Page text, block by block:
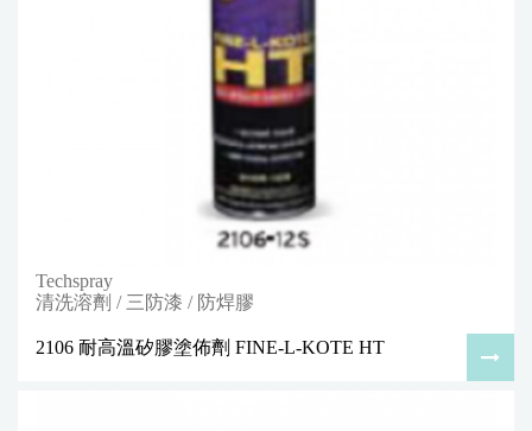
Techspray
清洗溶劑 / 三防漆 / 防焊膠
2106 耐高溫矽膠塗佈劑 FINE-L-KOTE HT